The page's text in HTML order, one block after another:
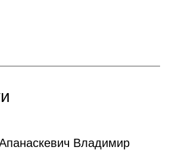
Владимир